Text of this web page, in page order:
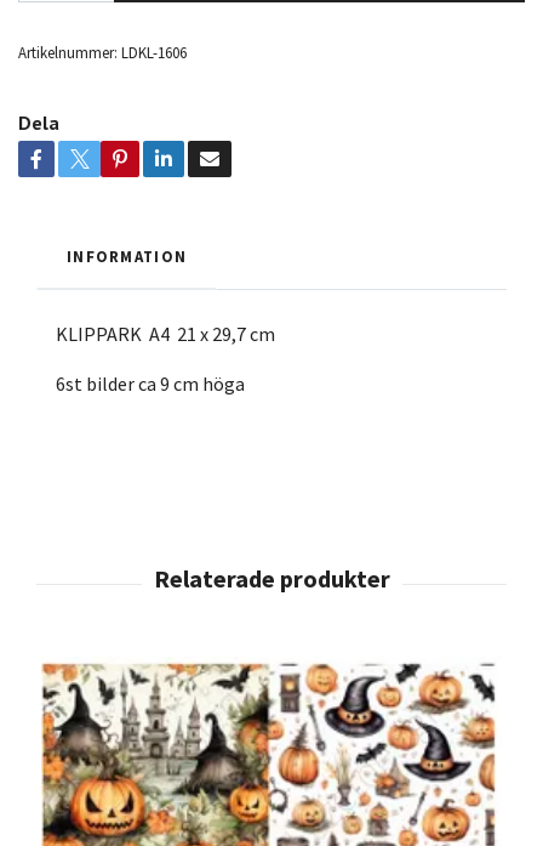
Artikelnummer: LDKL-1606
Dela
INFORMATION
KLIPPARK A4 21 x 29,7 cm
6st bilder ca 9 cm höga